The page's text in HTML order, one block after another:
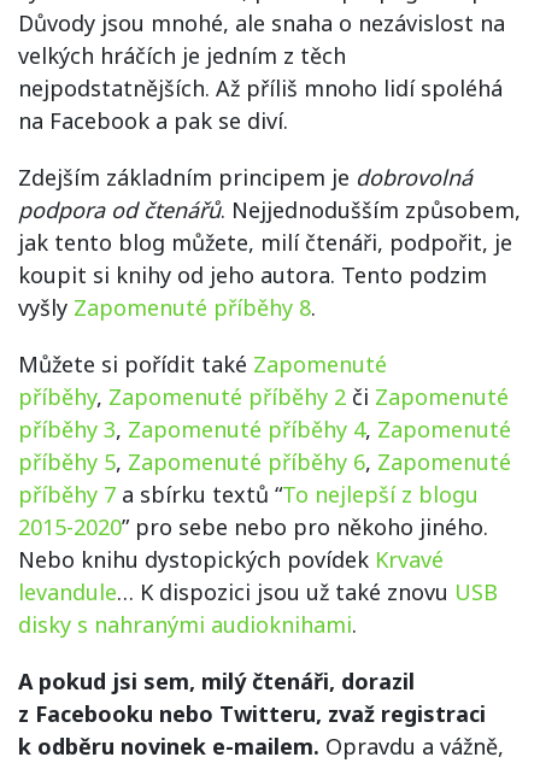
Důvody jsou mnohé, ale snaha o nezávislost na
velkých hráčích je jedním z těch
nejpodstatnějších. Až příliš mnoho lidí spoléhá
na Facebook a pak se diví.
Zdejším základním principem je dobrovolná
podpora od čtenářů. Nejjednodušším způsobem,
jak tento blog můžete, milí čtenáři, podpořit, je
koupit si knihy od jeho autora. Tento podzim
vyšly Zapomenuté příběhy 8.
Můžete si pořídit také Zapomenuté
příběhy, Zapomenuté příběhy 2 či Zapomenuté
příběhy 3, Zapomenuté příběhy 4, Zapomenuté
příběhy 5, Zapomenuté příběhy 6, Zapomenuté
příběhy 7 a sbírku textů “To nejlepší z blogu
2015-2020” pro sebe nebo pro někoho jiného.
Nebo knihu dystopických povídek Krvavé
levandule… K dispozici jsou už také znovu USB
disky s nahranými audioknihami.
A pokud jsi sem, milý čtenáři, dorazil
z Facebooku nebo Twitteru, zvaž registraci
k odběru novinek e-mailem. Opravdu a vážně,